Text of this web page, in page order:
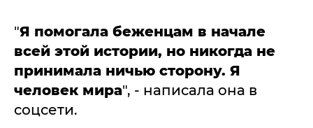
"Я помогала беженцам в начале
всей этой истории, но никогда не
принимала ничью сторону. Я
человек мира", - написала она в
соцсети.